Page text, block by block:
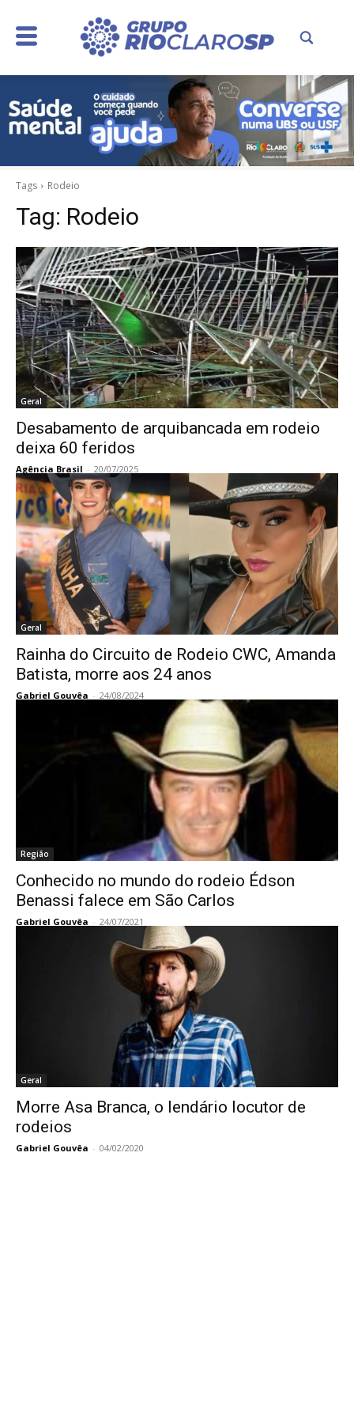
Tags Rodeio
Tag: Rodeio
Geral
Desabamento de arquibancada em rodeio
deixa 60 feridos
Agência Brasil - 20/07/2025
Geral
Rainha do Circuito de Rodeio CWC, Amanda
Batista, morre aos 24 anos
Gabriel Gouvêa - 24/08/2024
Região
Conhecido no mundo do rodeio Édson
Benassi falece em São Carlos
Gabriel Gouvêa - 24/07/2021
Geral
Morre Asa Branca, o lendário locutor de
rodeios
Gabriel Gouvêa - 04/02/2020